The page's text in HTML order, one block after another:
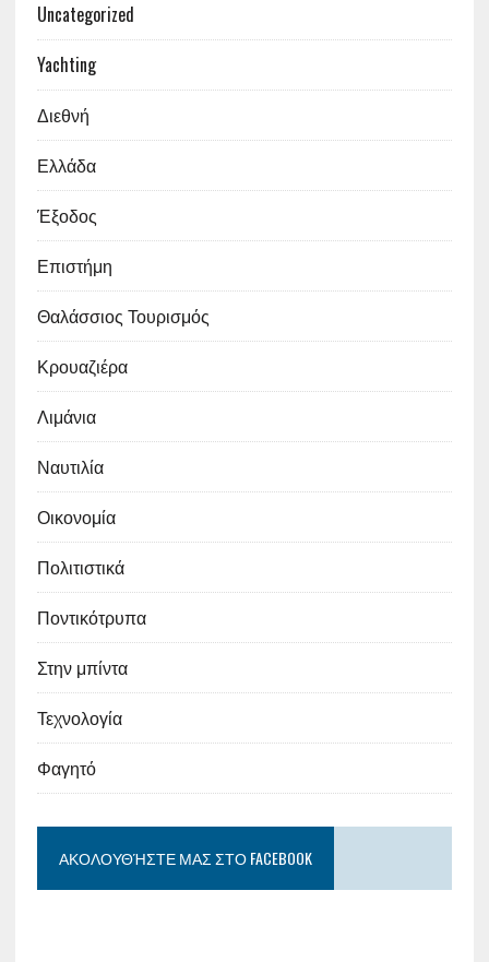
Uncategorized
Yachting
Διεθνή
Ελλάδα
Έξοδος
Επιστήμη
Θαλάσσιος Τουρισμός
Κρουαζιέρα
Λιμάνια
Ναυτιλία
Οικονομία
Πολιτιστικά
Ποντικότρυπα
Στην μπίντα
Τεχνολογία
Φαγητό
ΑΚΟΛΟΥΘΉΣΤΕ ΜΑΣ ΣΤΟ FACEBOOK